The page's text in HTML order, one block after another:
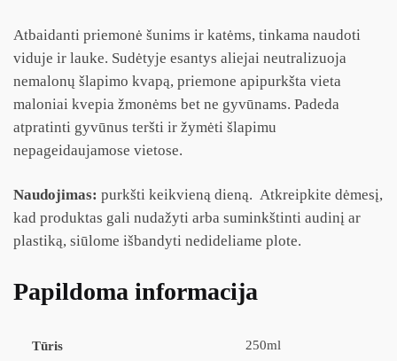
Atbaidanti priemonė šunims ir katėms, tinkama naudoti
viduje ir lauke. Sudėtyje esantys aliejai neutralizuoja
nemalonų šlapimo kvapą, priemone apipurkšta vieta
maloniai kvepia žmonėms bet ne gyvūnams. Padeda
atpratinti gyvūnus teršti ir žymėti šlapimu
nepageidaujamose vietose.
Naudojimas: purkšti keikvieną dieną. Atkreipkite dėmesį,
kad produktas gali nudažyti arba suminkštinti audinį ar
plastiką, siūlome išbandyti nedideliame plote.
Papildoma informacija
Tūris 250ml